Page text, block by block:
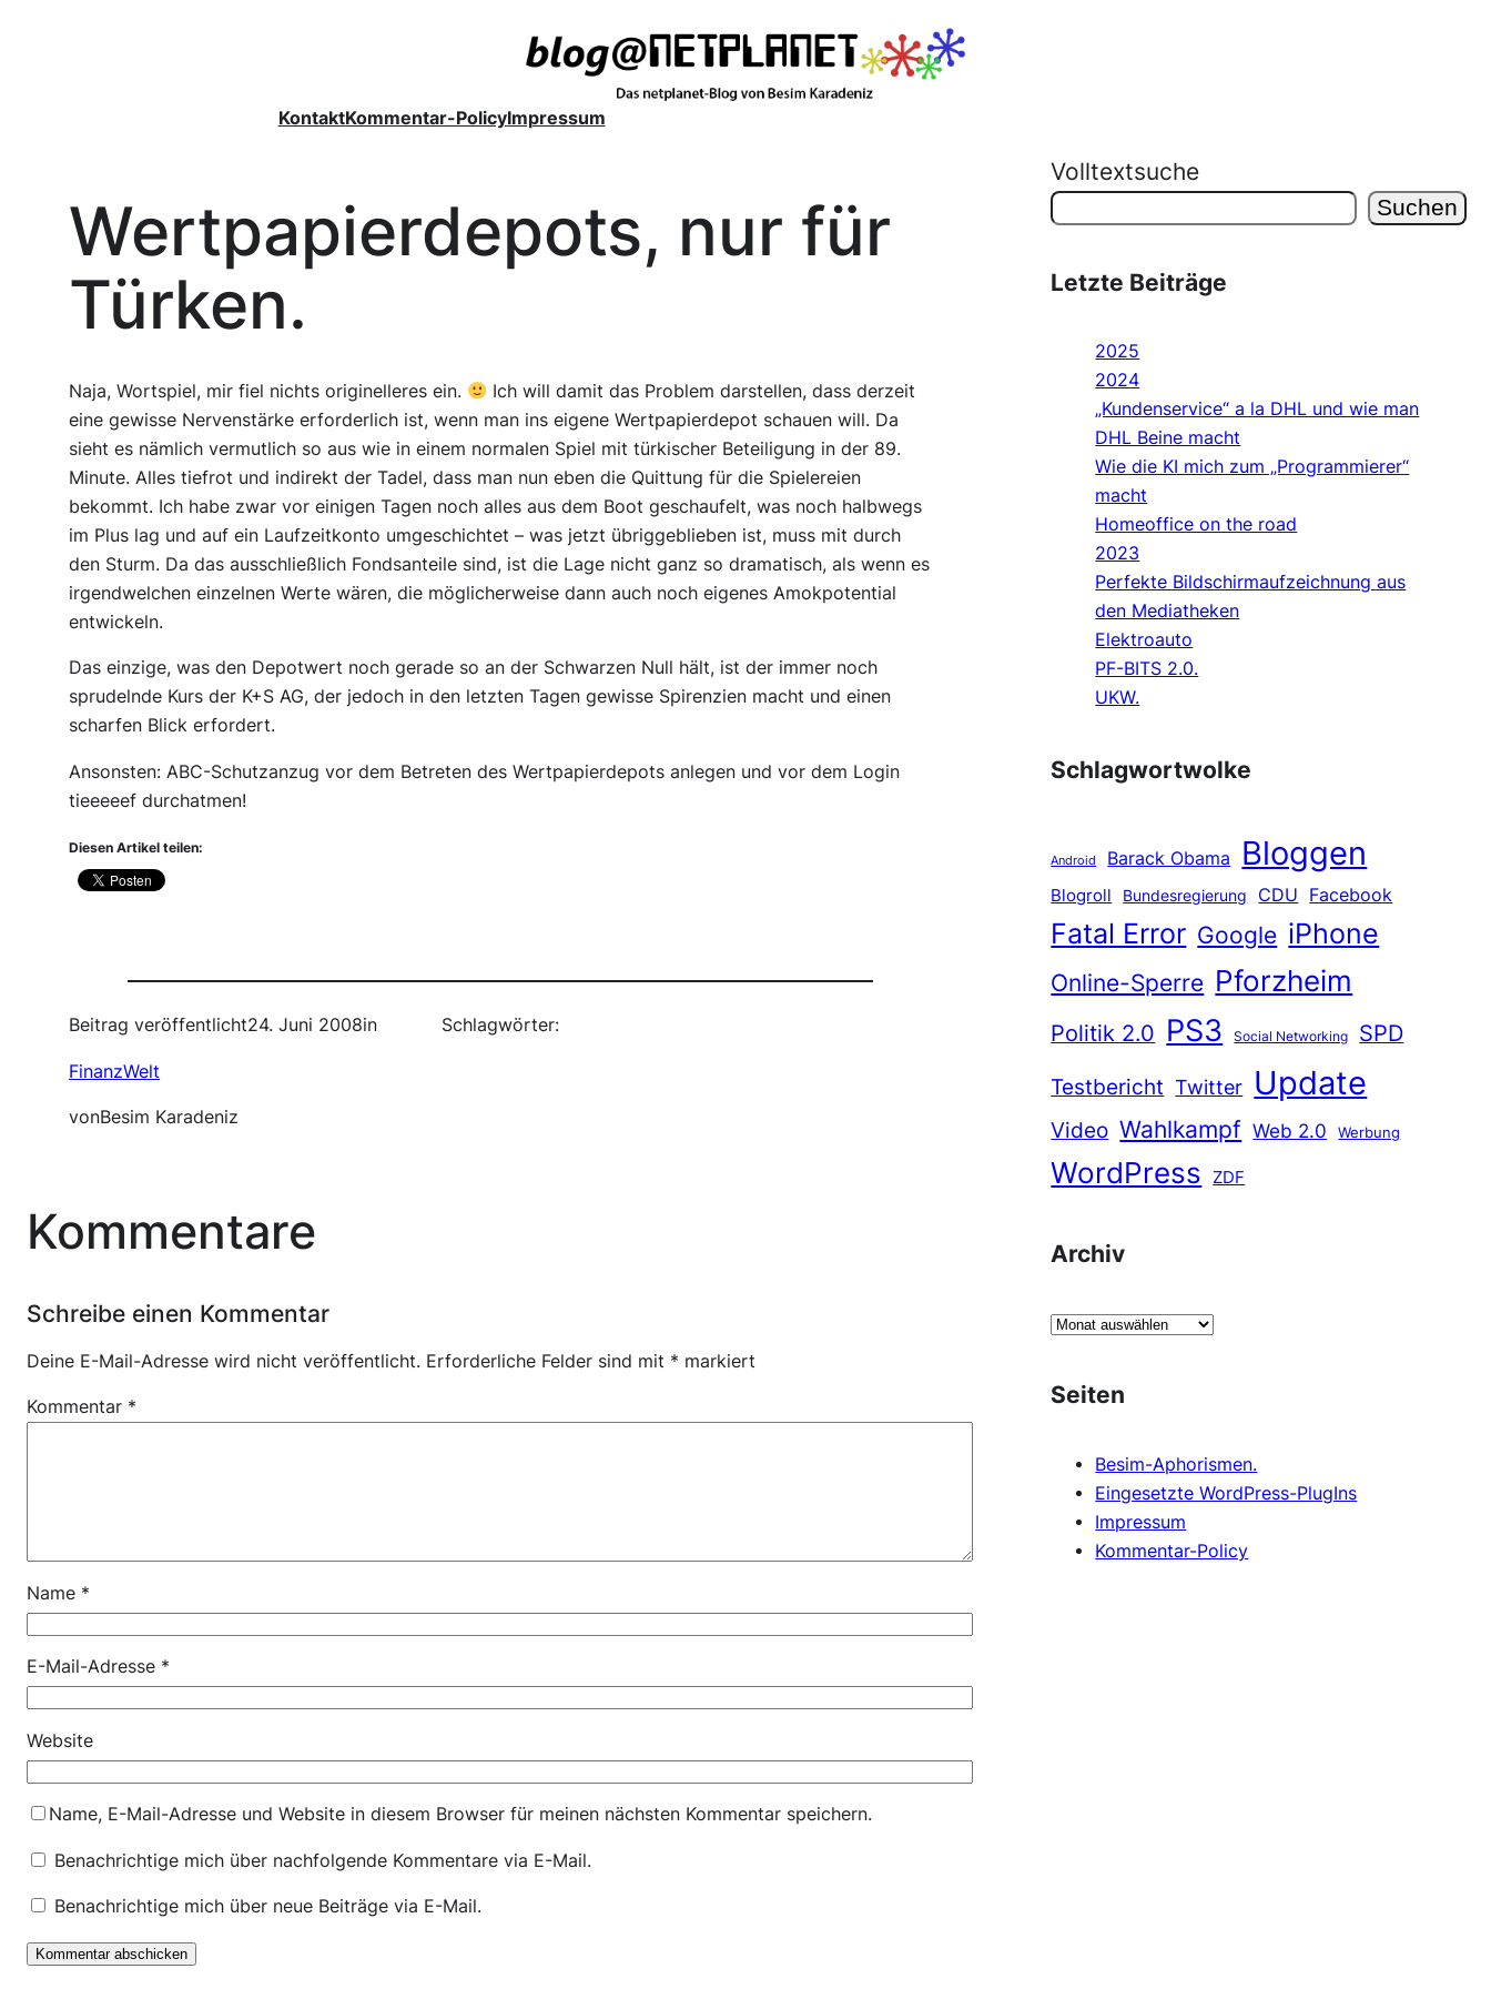
KontaktKommentar-PolicyImpressum
Wertpapierdepots, nur für
Türken.
Naja, Wortspiel, mir fiel nichts originelleres ein.
Ich will damit das Problem darstellen, dass derzeit
eine gewisse Nervenstärke erforderlich ist, wenn man ins eigene Wertpapierdepot schauen will. Da
sieht es nämlich vermutlich so aus wie in einem normalen Spiel mit türkischer Beteiligung in der 89.
Minute. Alles tiefrot und indirekt der Tadel, dass man nun eben die Quittung für die Spielereien
bekommt. Ich habe zwar vor einigen Tagen noch alles aus dem Boot geschaufelt, was noch halbwegs
im Plus lag und auf ein Laufzeitkonto umgeschichtet – was jetzt übriggeblieben ist, muss mit durch
den Sturm. Da das ausschließlich Fondsanteile sind, ist die Lage nicht ganz so dramatisch, als wenn es
irgendwelchen einzelnen Werte wären, die möglicherweise dann auch noch eigenes Amokpotential
entwickeln.
Das einzige, was den Depotwert noch gerade so an der Schwarzen Null hält, ist der immer noch
sprudelnde Kurs der K+S AG, der jedoch in den letzten Tagen gewisse Spirenzien macht und einen
scharfen Blick erfordert.
Ansonsten: ABC-Schutzanzug vor dem Betreten des Wertpapierdepots anlegen und vor dem Login
tieeeeef durchatmen!
Diesen Artikel teilen:
Beitrag veröffentlicht24. Juni 2008in
FinanzWelt
vonBesim Karadeniz
Schlagwörter:
Kommentare
Schreibe einen Kommentar
Deine E-Mail-Adresse wird nicht veröffentlicht. Erforderliche Felder sind mit * markiert
Kommentar *
Name *
E-Mail-Adresse *
Website
Name, E-Mail-Adresse und Website in diesem Browser für meinen nächsten Kommentar speichern.
Benachrichtige mich über nachfolgende Kommentare via E-Mail.
Benachrichtige mich über neue Beiträge via E-Mail.
Volltextsuche
Suchen
Letzte Beiträge
2025
2024
„Kundenservice“ a la DHL und wie man
DHL Beine macht
Wie die KI mich zum „Programmierer“
macht
Homeoffice on the road
2023
Perfekte Bildschirmaufzeichnung aus
den Mediatheken
Elektroauto
PF-BITS 2.0.
UKW.
Schlagwortwolke
Android Barack Obama Bloggen
Blogroll Bundesregierung CDU Facebook
Fatal Error Google iPhone
Online-Sperre Pforzheim
Politik 2.0 PS3 Social Networking
SPD
Testbericht Twitter Update
Video Wahlkampf Web 2.0 Werbung
WordPress ZDF
Archiv
A
h
Seiten
Besim-Aphorismen.
Eingesetzte WordPress-PlugIns
Impressum
Kommentar-Policy